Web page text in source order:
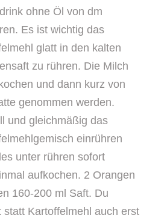
ohne Öl von dm
Es ist wichtig das
glatt in den kalten
zu rühren. Die Milch
und dann kurz von
genommen werden.
und gleichmäßig das
einrühren
unter rühren sofort
aufkochen. 2 Orangen
160-200 ml Saft. Du
statt Kartoffelmehl auch erst